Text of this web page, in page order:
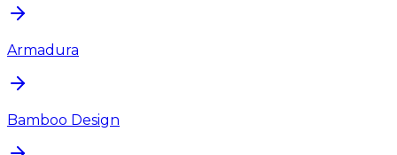
Armadura
Bamboo Design